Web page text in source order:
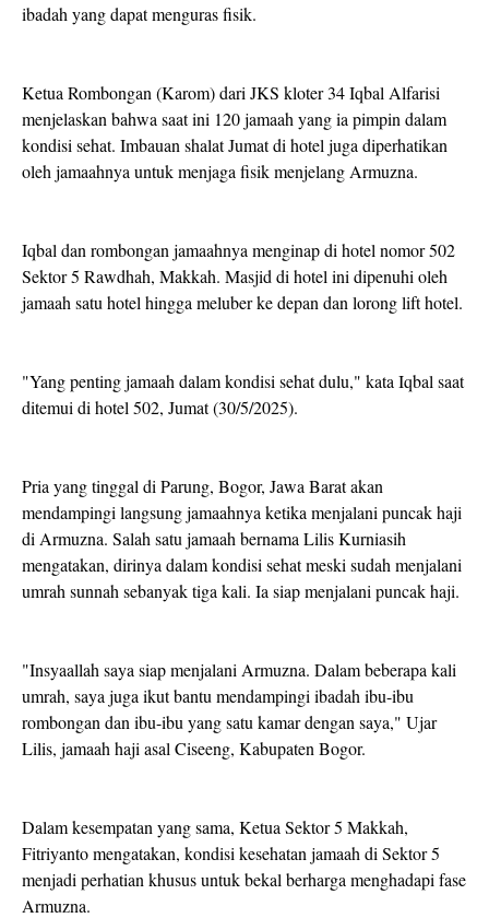
ibadah yang dapat menguras fisik.
Ketua Rombongan (Karom) dari JKS kloter 34 Iqbal Alfarisi
menjelaskan bahwa saat ini 120 jamaah yang ia pimpin dalam
kondisi sehat. Imbauan shalat Jumat di hotel juga diperhatikan
oleh jamaahnya untuk menjaga fisik menjelang Armuzna.
Iqbal dan rombongan jamaahnya menginap di hotel nomor 502
Sektor 5 Rawdhah, Makkah. Masjid di hotel ini dipenuhi oleh
jamaah satu hotel hingga meluber ke depan dan lorong lift hotel.
"Yang penting jamaah dalam kondisi sehat dulu," kata Iqbal saat
ditemui di hotel 502, Jumat (30/5/2025).
Pria yang tinggal di Parung, Bogor, Jawa Barat akan
mendampingi langsung jamaahnya ketika menjalani puncak haji
di Armuzna. Salah satu jamaah bernama Lilis Kurniasih
mengatakan, dirinya dalam kondisi sehat meski sudah menjalani
umrah sunnah sebanyak tiga kali. Ia siap menjalani puncak haji.
"Insyaallah saya siap menjalani Armuzna. Dalam beberapa kali
umrah, saya juga ikut bantu mendampingi ibadah ibu-ibu
rombongan dan ibu-ibu yang satu kamar dengan saya," Ujar
Lilis, jamaah haji asal Ciseeng, Kabupaten Bogor.
Dalam kesempatan yang sama, Ketua Sektor 5 Makkah,
Fitriyanto mengatakan, kondisi kesehatan jamaah di Sektor 5
menjadi perhatian khusus untuk bekal berharga menghadapi fase
Armuzna.